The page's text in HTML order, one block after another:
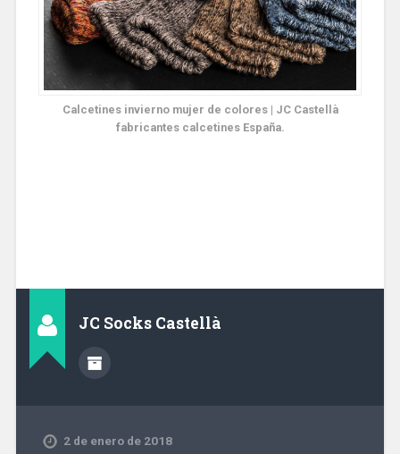
Calcetines invierno mujer de colores | JC Castellà
fabricantes calcetines España.
JC Socks Castellà
2 de enero de 2018